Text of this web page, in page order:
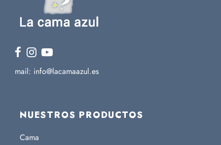
mail: info@lacamaazul.es
NUESTROS PRODUCTOS
Cama